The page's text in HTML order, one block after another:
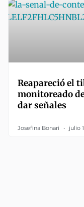
Reapareció el
monitoreado
dar señales
Josefina Bonari julio